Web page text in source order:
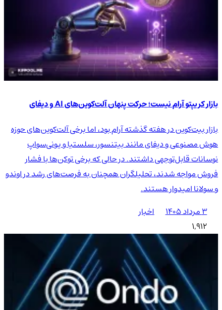
بازار کریپتو آرام نیست؛ حرکت پنهان آلت‌کوین‌های AI و دیفای
بازار بیت‌کوین در هفته گذشته آرام بود، اما برخی آلت‌کوین‌های حوزه
هوش مصنوعی و دیفای مانند بیتنسور، سلستیا و یونی‌سواپ
نوسانات قابل‌توجهی داشتند. در حالی که برخی توکن‌ها با فشار
فروش مواجه شدند، تحلیلگران همچنان به فرصت‌های رشد در اوندو
و سولانا امیدوار هستند.
۳ مرداد ۱۴۰۵
اخبار
1,912